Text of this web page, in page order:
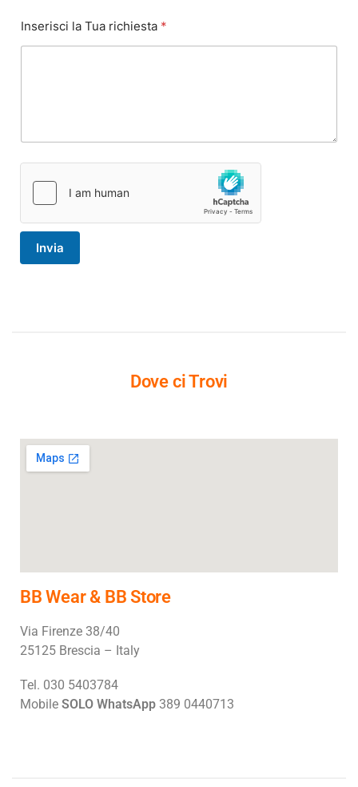
Inserisci la Tua richiesta *
Invia
Dove ci Trovi
BB Wear & BB Store
Via Firenze 38/40
25125 Brescia – Italy
Tel. 030 5403784
Mobile SOLO WhatsApp 389 0440713